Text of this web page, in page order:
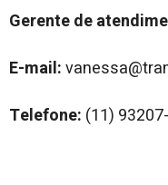
Gerente de
E-mail:
Telefone: (11)